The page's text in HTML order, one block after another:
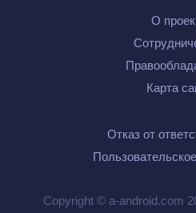
О
Карта
Отказ от
Copyright © a-android.com